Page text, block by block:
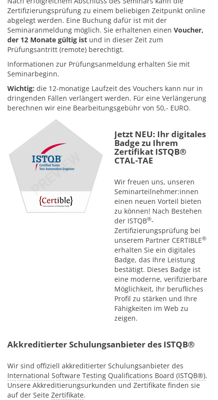
Zertifizierungsprüfung zu einem beliebigen Zeitpunkt online
abgelegt werden. Eine Buchung dafür ist mit der
Seminaranmeldung möglich. Sie erhaltenen einen Voucher,
der 12 Monate gültig ist und in dieser Zeit zum
Prüfungsantritt (remote) berechtigt.
Informationen zur Prüfungsanmeldung erhalten Sie mit
Seminarbeginn.
Wichtig: die 12-monatige Laufzeit des Vouchers kann nur in
dringenden Fällen verlängert werden. Für eine Verlängerung
berechnen wir eine Bearbeitungsgebühr von 50,- EURO.
Jetzt NEU: Ihr digitales
Badge zu Ihrem
Zertifikat ISTQB®
CTAL-TAE
Wir freuen uns, unseren
Seminarteilnehmer:innen
einen neuen Vorteil bieten
zu können! Nach Bestehen
der ISTQB®-
Zertifizierungsprüfung bei
unserem Partner CERTIBLE®
erhalten Sie ein digitales
Badge, das Ihre Leistung
bestätigt. Dieses Badge ist
eine moderne, verifizierbare
Möglichkeit, Ihr berufliches
Profil zu stärken und Ihre
Fähigkeiten im Web zu
zeigen.
Akkreditierter Schulungsanbieter des ISTQB®
Wir sind offiziell akkreditierter Schulungsanbieter des
International Software Testing Qualifications Board (ISTQB®).
Unsere Akkreditierungsurkunden und Zertifikate finden sie
auf der Seite Zertifikate.